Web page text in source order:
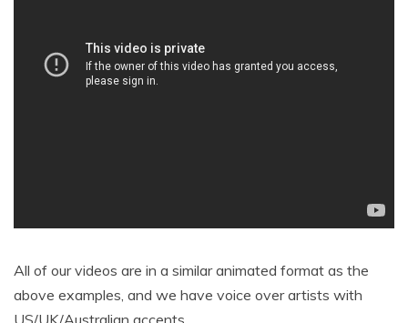
All of our videos are in a similar animated format as the
above examples, and we have voice over artists with